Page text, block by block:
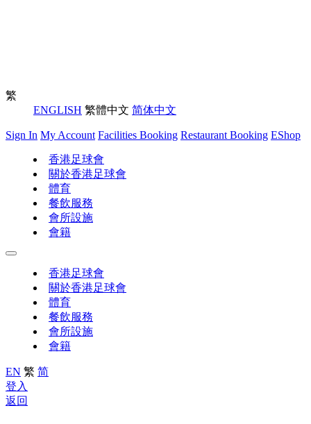
繁
ENGLISH 繁體中文 简体中文
Sign In My Account Facilities Booking Restaurant Booking EShop
香港足球會
關於香港足球會
體育
餐飲服務
會所設施
會籍
香港足球會
關於香港足球會
體育
餐飲服務
會所設施
會籍
EN 繁 简
登入
返回